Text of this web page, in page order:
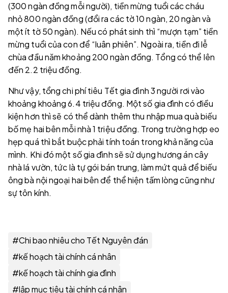
(300 ngàn đồng mỗi người), tiền mừng tuổi các cháu
nhỏ 800 ngàn đồng (đổi ra các tờ 10 ngàn, 20 ngàn và
một ít tờ 50 ngàn). Nếu có phát sinh thì “mượn tạm” tiền
mừng tuổi của con để “luân phiên”. Ngoài ra, tiền đi lễ
chùa đầu năm khoảng 200 ngàn đồng. Tổng có thể lên
đến 2.2 triệu đồng.
Như vậy, tổng chi phí tiêu Tết gia đình 3 người rơi vào
khoảng khoảng 6.4 triệu đồng. Một số gia đình có điều
kiện hơn thì sẽ có thể dành thêm thu nhập mua quà biếu
bố mẹ hai bên mỗi nhà 1 triệu đồng. Trong trường hợp eo
hẹp quá thì bắt buộc phải tính toán trong khả năng của
mình. Khi đó một số gia đình sẽ sử dụng hương án cây
nhà lá vườn, tức là tự gói bán trung, làm mứt quả để biếu
ông bà nội ngoại hai bên để thể hiện tấm lòng cũng như
sự tôn kính.
#Chi bao nhiêu cho Tết Nguyên đán
#kế hoạch tài chính cá nhân
#kế hoạch tài chính gia đình
#lập mục tiêu tài chính cá nhân